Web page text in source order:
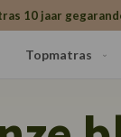
10 jaar
Topmatras